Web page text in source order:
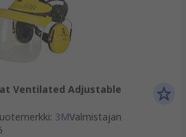
Ventilated Adjustable
: 3MValmistajan